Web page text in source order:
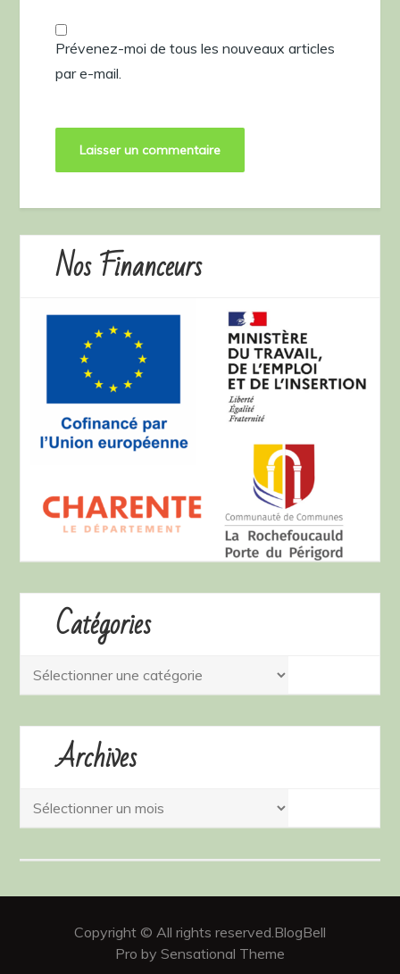
Prévenez-moi de tous les nouveaux articles
par e-mail.
Nos Financeurs
Catégories
Catégories
Archives
Archives
Copyright © All rights reserved.BlogBell
Pro by Sensational Theme